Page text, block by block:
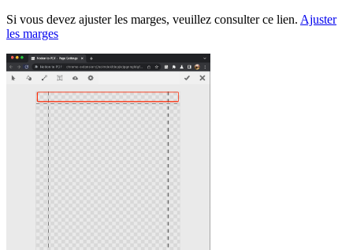
Si vous devez ajuster les marges, veuillez consulter ce lien. Ajuster
les marges